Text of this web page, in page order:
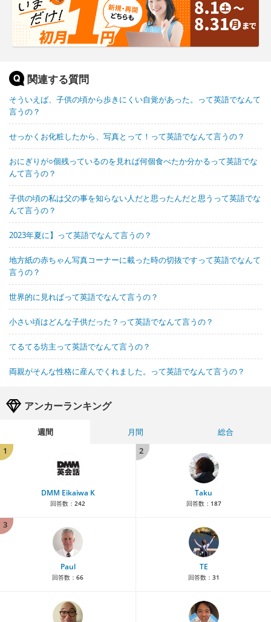
関連する質問
そういえば、子供の頃から歩きにくい自覚があった。って英語でなんて
言うの？
せっかくお化粧したから、写真とって！って英語でなんて言うの？
おにぎりが○個残っているのを見れば何個食べたか分かるって英語でな
んて言うの？
子供の頃の私は父の事を知らない人だと思ったんだと思うって英語でな
んて言うの？
2023年夏に】って英語でなんて言うの？
地方紙の赤ちゃん写真コーナーに載った時の切抜ですって英語でなんて
言うの？
世界的に見ればって英語でなんて言うの？
小さい頃はどんな子供だった？って英語でなんて言うの？
てるてる坊主って英語でなんて言うの？
両親がそんな性格に産んでくれました。って英語でなんて言うの？
アンカーランキング
週間 月間
総合
1
DMM Eikaiwa K
回答数： 242
2
Taku
回答数： 187
3
Paul
回答数： 66
TE
回答数： 31